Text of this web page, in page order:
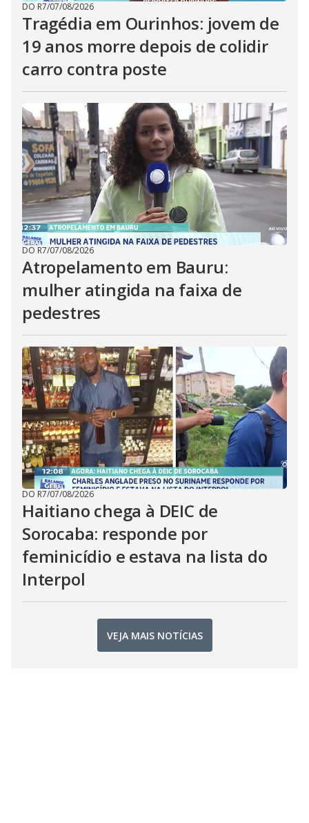
DO R7/07/08/2026
Tragédia em Ourinhos: jovem de
19 anos morre depois de colidir
carro contra poste
DO R7/07/08/2026
Atropelamento em Bauru:
mulher atingida na faixa de
pedestres
DO R7/07/08/2026
Haitiano chega à DEIC de
Sorocaba: responde por
feminicídio e estava na lista do
Interpol
VEJA MAIS NOTÍCIAS